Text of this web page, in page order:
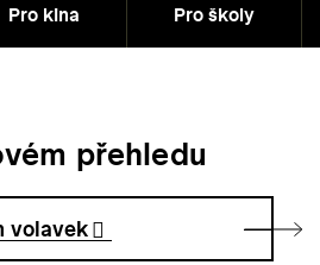
Pro kina Pro školy
přehledu
volavek